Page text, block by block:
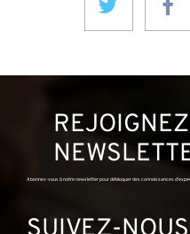
Abonnez-vous à notre newsletter pour débloquer des connaissances